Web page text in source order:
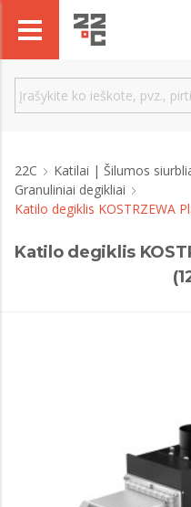
22C Katilai | Šilumos
Granuliniai degikliai
Katilo degiklis KOSTRZEWA
Katilo degiklis